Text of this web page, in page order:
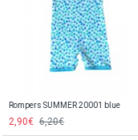
23,90€